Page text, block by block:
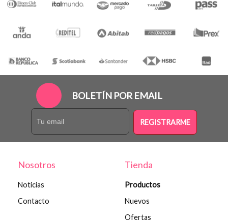
BOLETÍN POR EMAIL
REGISTRARME
Nosotros
Noticias
Contacto
Tienda
Productos
Nuevos
Ofertas